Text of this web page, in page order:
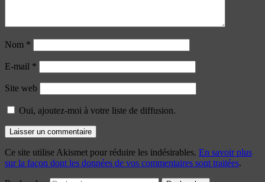
Nom *
E-mail *
Site web
Oui, ajoutez-moi à votre liste de diffusion.
Ce site utilise Akismet pour réduire les indésirables. En savoir plus
sur la façon dont les données de vos commentaires sont traitées.